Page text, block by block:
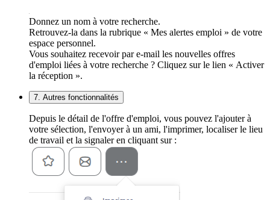
Donnez un nom à votre recherche.
Retrouvez-la dans la rubrique « Mes alertes emploi » de votre
espace personnel.
Vous souhaitez recevoir par e-mail les nouvelles offres
d'emploi liées à votre recherche ? Cliquez sur le lien « Activer
la réception ».
7. Autres fonctionnalités
Depuis le détail de l'offre d'emploi, vous pouvez l'ajouter à
votre sélection, l'envoyer à un ami, l'imprimer, localiser le lieu
de travail et la signaler en cliquant sur :